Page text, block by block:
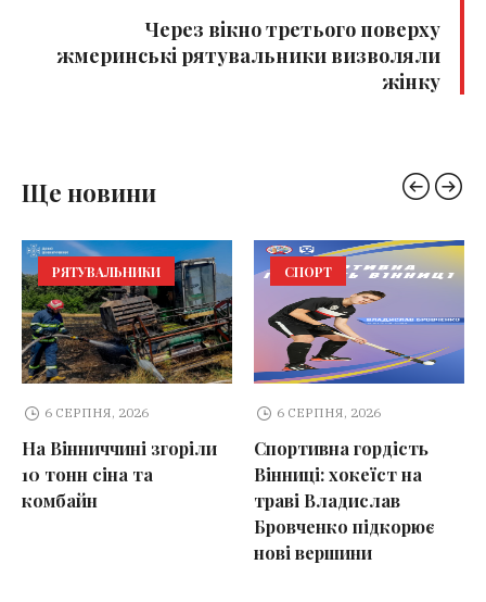
Через вікно третього поверху
жмеринські рятувальники визволяли
жінку
Ще новини
РЯТУВАЛЬНИКИ
6 СЕРПНЯ, 2026
На Вінниччині згоріли
10 тонн сіна та
комбайн
СПОРТ
6 СЕРПНЯ, 2026
Спортивна гордість
Вінниці: хокеїст на
траві Владислав
Бровченко підкорює
нові вершини